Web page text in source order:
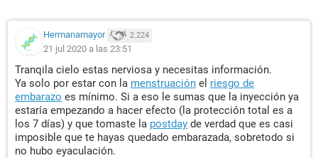
Hermanamayor 2.224
21 jul 2020 a las 23:51
Tranqila cielo estas nerviosa y necesitas información.
Ya solo por estar con la menstruación el riesgo de
embarazo es mínimo. Si a eso le sumas que la inyección ya
estaría empezando a hacer efecto (la protección total es a
los 7 días) y que tomaste la postday de verdad que es casi
imposible que te hayas quedado embarazada, sobretodo si
no hubo eyaculación.